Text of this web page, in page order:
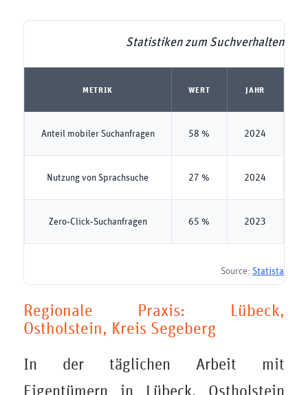
Statistiken zum Suchverhalten
METRIK WERT JAHR
Anteil mobiler Suchanfragen 58 % 2024
Nutzung von Sprachsuche 27 % 2024
Zero‑Click‑Suchanfragen 65 % 2023
Source: Statista
Regionale Praxis: Lübeck,
Ostholstein, Kreis Segeberg
In der täglichen Arbeit mit
Eigentümern in Lübeck, Ostholstein